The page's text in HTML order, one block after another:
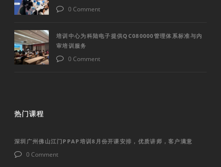
0 Comment
培训中心为科陆电子提供QC080000管理体系标准与内
审培训服务
0 Comment
热门课程
深圳广州佛山江门PPAP培训8月份开课安排，优质讲师，客户满意
0 Comment